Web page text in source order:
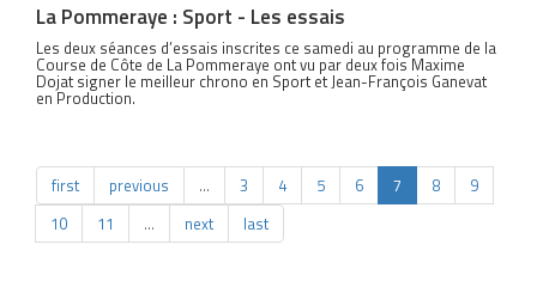
La Pommeraye : Sport - Les essais
Les deux séances d’essais inscrites ce samedi au programme de la
Course de Côte de La Pommeraye ont vu par deux fois Maxime
Dojat signer le meilleur chrono en Sport et Jean-François Ganevat
en Production.
first previous … 3 4 5 6 7 8
9
10
11 … next last